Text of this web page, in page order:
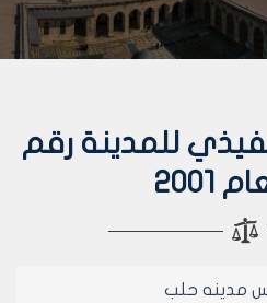
للمدينة رقم
مدينه حلب